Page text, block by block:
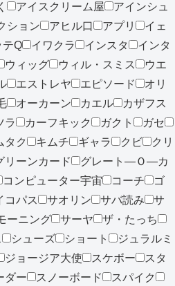
アイスクリーム屋
アインシュ
ション アヒル口 アプリ
イェ
テQ イワクラ インスタ
インタ
ウィッグ ウィル・スミス
ウエ
エストレヤ エピソード
オリ
オーカーン カエル
カザフス
ラ カーフキック ガクト
ガセ
タク キムチ ギャラ クビ
クリ
リーンカード
グレート―Ｏ―カ
コンピューター宇宙 コーチ
ゴ
コパス サオリン サバ読み
サ
ーニング サーヤ
ザ・たっち
シューズ ショート
ジュラルミ
ジョージア大使 スケボー
スタ
ダー スノーボード
スパイク